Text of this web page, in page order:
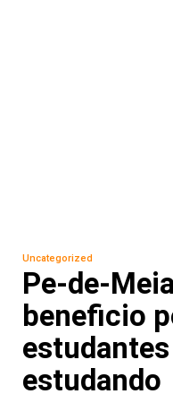
Uncategorized
Pe-de-
beneficio
estudando